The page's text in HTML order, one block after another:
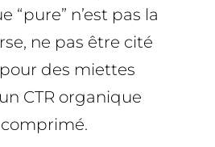
“pure” n’est pas la
ne pas être cité
des miettes
CTR organique